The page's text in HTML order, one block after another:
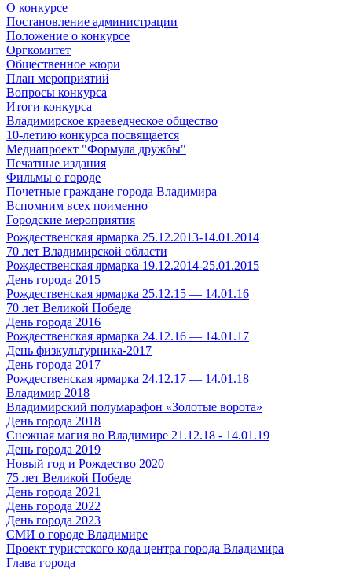
О конкурсе
Постановление администрации
Положение о конкурсе
Оргкомитет
Общественное жюри
План мероприятий
Вопросы конкурса
Итоги конкурса
Владимирское краеведческое общество
10-летию конкурса посвящается
Медиапроект "Формула дружбы"
Печатные издания
Фильмы о городе
Почетные граждане города Владимира
Вспомним всех поименно
Городские мероприятия
Рождественская ярмарка 25.12.2013-14.01.2014
70 лет Владимирской области
Рождественская ярмарка 19.12.2014-25.01.2015
День города 2015
Рождественская ярмарка 25.12.15 — 14.01.16
70 лет Великой Победе
День города 2016
Рождественская ярмарка 24.12.16 — 14.01.17
День физкультурника-2017
День города 2017
Рождественская ярмарка 24.12.17 — 14.01.18
Владимир 2018
Владимирский полумарафон «Золотые ворота»
День города 2018
Снежная магия во Владимире 21.12.18 - 14.01.19
День города 2019
Новый год и Рождество 2020
75 лет Великой Победе
День города 2021
День города 2022
День города 2023
СМИ о городе Владимире
Проект туристского кода центра города Владимира
Глава города